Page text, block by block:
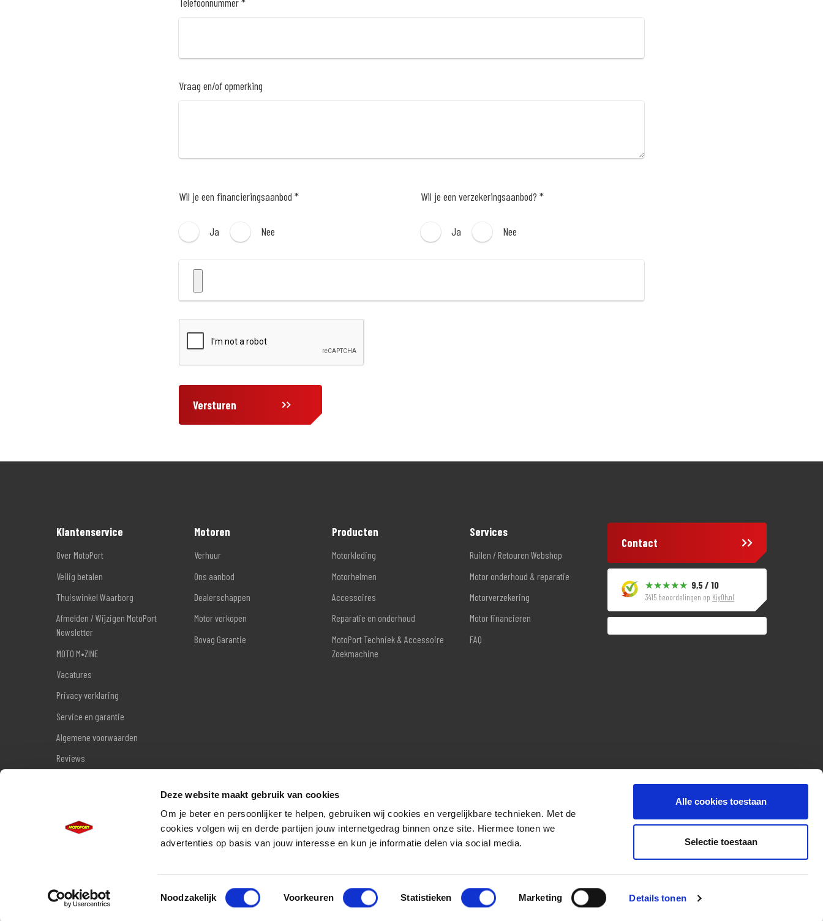
Deze website maakt gebruik van cookies
Om je beter en persoonlijker te helpen, gebruiken wij cookies en vergelijkbare technieken. Met de
cookies volgen wij en derde partijen jouw internetgedrag binnen onze site. Hiermee tonen we
advertenties op basis van jouw interesse en kun je informatie delen via social media.
Toestemmingsselectie
Noodzakelijk Voorkeuren Statistieken Marketing Details tonen
Alle cookies toestaan
Selectie toestaan
Vraag en/of opmerking
Wil je een financieringsaanbod *
Ja Nee
Wil je een verzekeringsaanbod? *
Ja Nee
Versturen
Klantenservice
Over MotoPort
Veilig betalen
Thuiswinkel Waarborg
Afmelden / Wijzigen MotoPort
Newsletter
MOTO M•ZINE
Vacatures
Privacy verklaring
Service en garantie
Algemene voorwaarden
Reviews
Motoren
Verhuur
Ons aanbod
Dealerschappen
Motor verkopen
Bovag Garantie
Producten
Motorkleding
Motorhelmen
Accessoires
Reparatie en onderhoud
MotoPort Techniek & Accessoire
Zoekmachine
Services
Ruilen / Retouren Webshop
Motor onderhoud & reparatie
Motorverzekering
Motor financieren
FAQ
Contact
9,5 / 10
3415 beoordelingen op KiyOh.nl
More for your ride